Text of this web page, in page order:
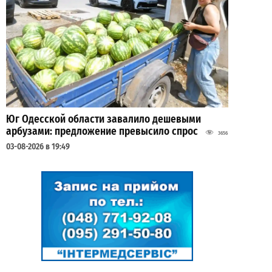
Юг Одесской области завалило дешевыми
арбузами: предложение превысило спрос
3656
03-08-2026 в 19:49